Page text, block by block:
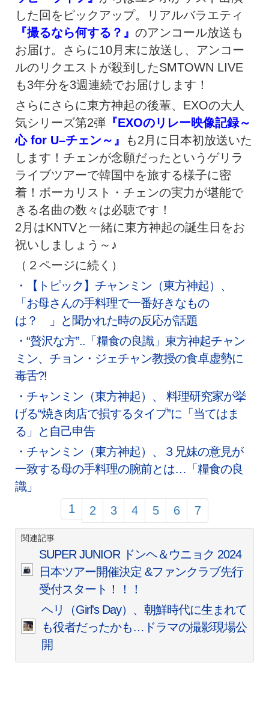
した回をピックアップ。リアルバラエティ
『撮るなら何する？』 のアンコール放送も
お届け。さらに10月末に放送し、アンコー
ルのリクエストが殺到したSMTOWN LIVE
も3年分を3週連続でお届けします！
さらにさらに東方神起の後輩、EXOの大人
気シリーズ第2弾 『EXOのリレー映像記録～
心 for U–チェン～』
も2月に日本初放送いた
します！チェンが念願だったというゲリラ
ライブツアーで韓国中を旅する様子に密
着！ボーカリスト・チェンの実力が堪能で
きる名曲の数々は必聴です！
2月はKNTVと一緒に東方神起の誕生日をお
祝いしましょう～♪
（２ページに続く）
・【トピック】チャンミン（東方神起）、
「お母さんの手料理で一番好きなもの
は？ 」と聞かれた時の反応が話題
・“贅沢な方”..「糧食の良識」東方神起チャン
ミン、チョン・ジェチャン教授の食卓虚勢に
毒舌?!
・チャンミン（東方神起）、 料理研究家が挙
げる“焼き肉店で損するタイプ”に「当てはま
る」と自己申告
・ チャンミン（東方神起）、３兄妹の意見が
一致する母の手料理の腕前とは…「糧食の良
識」
1
2 3 4 5 6 7
関連記事
SUPER JUNIOR ドンヘ＆ウニョク 2024
日本ツアー開催決定 &ファンクラブ先行
受付スタート！！！
ヘリ（Girl's Day）、朝鮮時代に生まれて
も役者だったかも…ドラマの撮影現場公
開